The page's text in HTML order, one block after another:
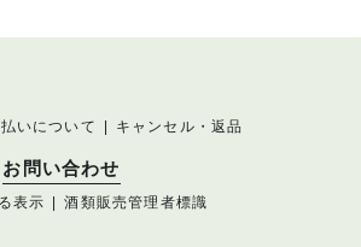
いについて キャンセル・返品
お問い合わせ
表示 酒類販売管理者標識